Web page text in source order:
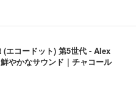
エコードット) 第5世代 - Alex
やかなサウンド｜チャコール